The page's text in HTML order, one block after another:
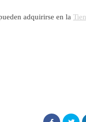
adquirirse en la